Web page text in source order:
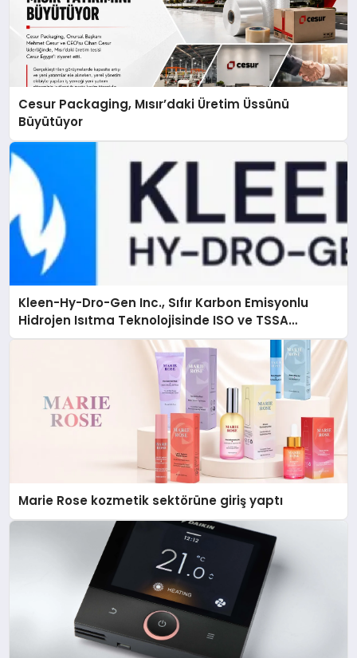
Cesur Packaging, Mısır’daki Üretim Üssünü
Büyütüyor
Kleen-Hy-Dro-Gen Inc., Sıfır Karbon Emisyonlu
Hidrojen Isıtma Teknolojisinde ISO ve TSSA
Düzenleyici Onaylarını Aldı
Marie Rose kozmetik sektörüne giriş yaptı